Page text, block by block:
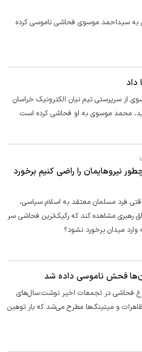
به سیداحمد موسوی فحاشی ناموسی کرده
از سرپرستی تیم نیان الکترونیک خراسان
محمد موسوی به او فحاشی کرده است.
نیروهایمان را راضی کنیم برخورد
فرد مسلمان معتقد به اسلام سیاسی،
رهبری مشاهده کند که رکیک‌ترین فحاشی سر
وارد میدان برخورد نشود؟
زن‌ها فحش ناموسی داده شد
فحاشی در تجمعات اخیر نوشت:سال‌های
و میتینگ‌ها مطرح می‌شد که بار توهین